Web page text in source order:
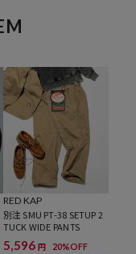
先を守ることができる
を見直すようになりま
」を筆頭に、靴を
ザーの心を掴み、現在
したハイブリットライ
。
RED KAP
別注 SMU PT-38 SETUP 2
TUCK WIDE PANTS
5,596 円 20%OFF